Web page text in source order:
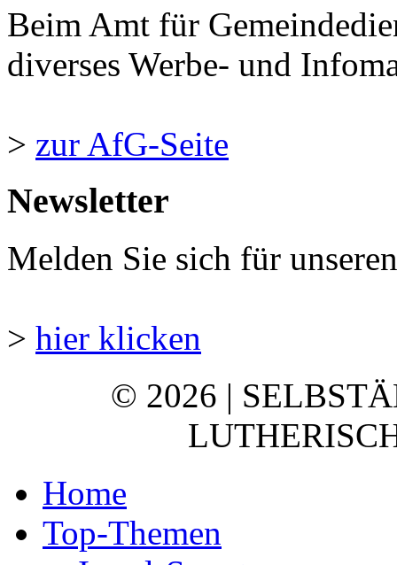
Beim Amt für
diverses Werbe- und
> zur AfG-Seite
Newsletter
Melden Sie sich für
> hier klicken
© 2026 |
Home
Top-Themen